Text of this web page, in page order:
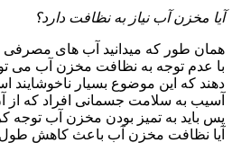
آیا مخزن آب نیاز به نظافت دارد؟
همان طور که میدانید آب های مصرفی
با عدم توجه به نظافت مخزن آب می
دهند که این موضوع بسیار
آسیب به سلامت جسمانی افراد که
پس باید به تمیز بودن مخزن آب توجه
آیا نظافت مخزن آب باعث کاهش